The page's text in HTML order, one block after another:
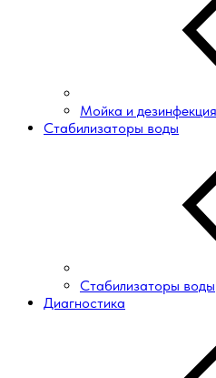
Мойка и дезинфекция
Стабилизаторы воды
Стабилизаторы воды
Диагностика